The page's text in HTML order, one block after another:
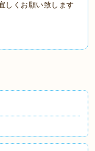
しくお願い致します